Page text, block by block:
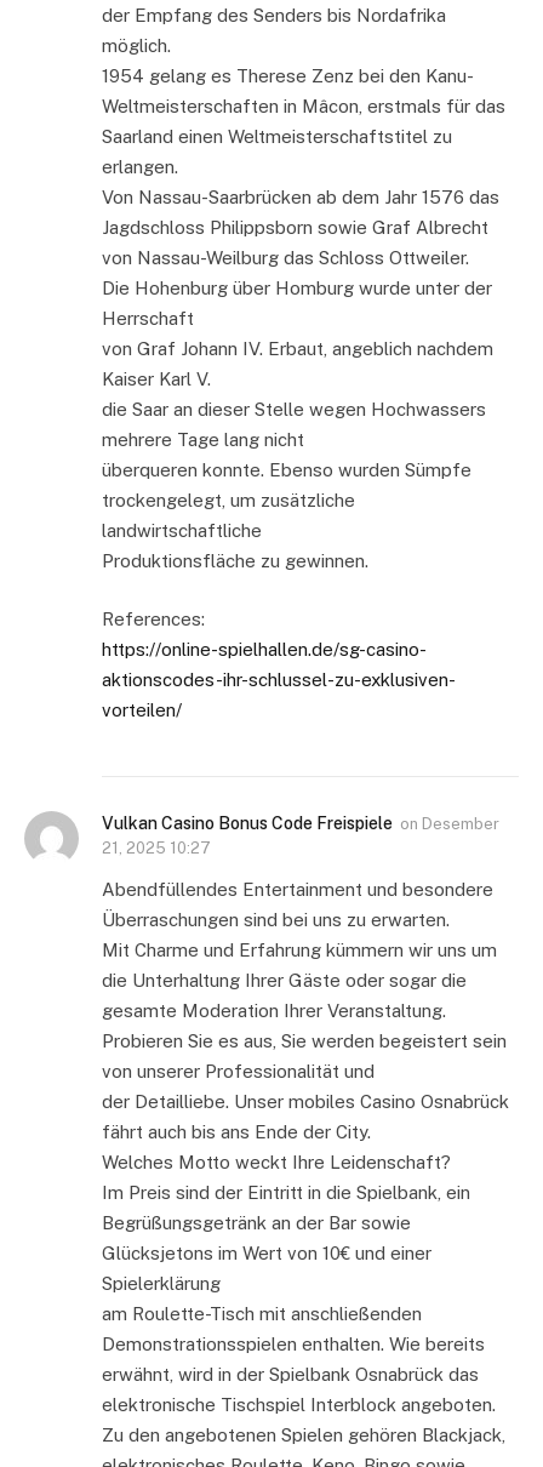
der Empfang des Senders bis Nordafrika
möglich.
1954 gelang es Therese Zenz bei den Kanu-
Weltmeisterschaften in Mâcon, erstmals für das
Saarland einen Weltmeisterschaftstitel zu
erlangen.
Von Nassau-Saarbrücken ab dem Jahr 1576 das
Jagdschloss Philippsborn sowie Graf Albrecht
von Nassau-Weilburg das Schloss Ottweiler.
Die Hohenburg über Homburg wurde unter der
Herrschaft
von Graf Johann IV. Erbaut, angeblich nachdem
Kaiser Karl V.
die Saar an dieser Stelle wegen Hochwassers
mehrere Tage lang nicht
überqueren konnte. Ebenso wurden Sümpfe
trockengelegt, um zusätzliche
landwirtschaftliche
Produktionsfläche zu gewinnen.
References:
https://online-spielhallen.de/sg-casino-
aktionscodes-ihr-schlussel-zu-exklusiven-
vorteilen/
Vulkan Casino Bonus Code Freispiele on Desember
21, 2025 10:27
Abendfüllendes Entertainment und besondere
Überraschungen sind bei uns zu erwarten.
Mit Charme und Erfahrung kümmern wir uns um
die Unterhaltung Ihrer Gäste oder sogar die
gesamte Moderation Ihrer Veranstaltung.
Probieren Sie es aus, Sie werden begeistert sein
von unserer Professionalität und
der Detailliebe. Unser mobiles Casino Osnabrück
fährt auch bis ans Ende der City.
Welches Motto weckt Ihre Leidenschaft?
Im Preis sind der Eintritt in die Spielbank, ein
Begrüßungsgetränk an der Bar sowie
Glücksjetons im Wert von 10€ und einer
Spielerklärung
am Roulette-Tisch mit anschließenden
Demonstrationsspielen enthalten. Wie bereits
erwähnt, wird in der Spielbank Osnabrück das
elektronische Tischspiel Interblock angeboten.
Zu den angebotenen Spielen gehören Blackjack,